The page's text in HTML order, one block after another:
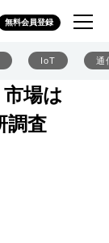
無料会員登録
IoT 通
場は
調査